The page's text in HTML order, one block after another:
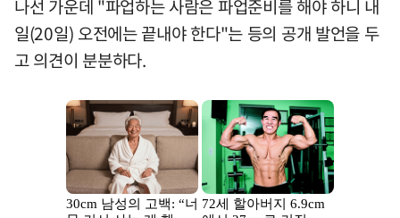
나선 가운데 "파업하는 사람은 파업준비를 해야 하니 내
일(20일) 오전에는 끝내야 한다"는 등의 공개 발언을 두
고 의견이 분분하다.